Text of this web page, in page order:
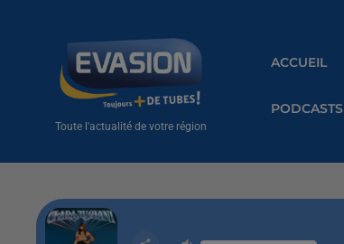
Toute l'actualité de votre région
ACCUEIL
PODCASTS